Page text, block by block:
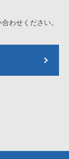
わせください。